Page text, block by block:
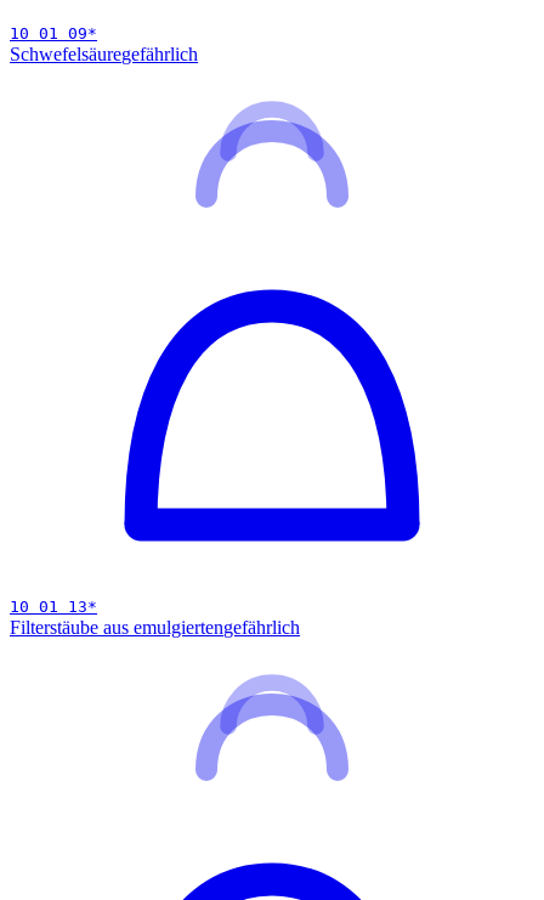
10 01 09*
Schwefelsäuregefährlich
10 01 13*
Filterstäube aus emulgiertengefährlich